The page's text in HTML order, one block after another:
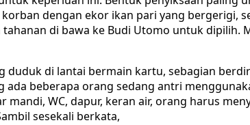
dengan ekor ikan pari yang bergerigi,
di bawa ke Budi Utomo untuk dipilih.
duduk di lantai bermain kartu, sebagian
beberapa orang sedang antri
WC, dapur, keran air, orang harus
sesekali berkata,